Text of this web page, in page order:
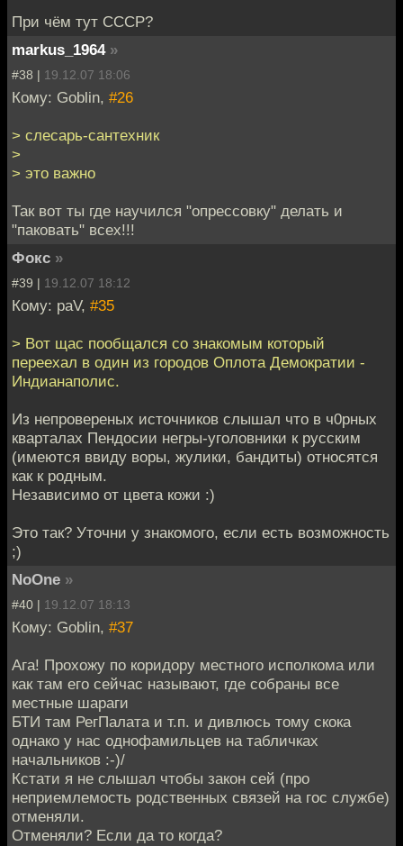
При чём тут СССР?
markus_1964 »
#38 | 19.12.07 18:06
Кому: Goblin, #26
> слесарь-сантехник
>
> это важно
Так вот ты где научился "опрессовку" делать и
"паковать" всех!!!
Фокс »
#39 | 19.12.07 18:12
Кому: paV, #35
> Вот щас пообщался со знакомым который
переехал в один из городов Оплота Демократии -
Индианаполис.
Из непровереных источников слышал что в ч0рных
кварталах Пендосии негры-уголовники к русским
(имеются ввиду воры, жулики, бандиты) относятся
как к родным.
Независимо от цвета кожи :)
Это так? Уточни у знакомого, если есть возможность
;)
NoOne »
#40 | 19.12.07 18:13
Кому: Goblin, #37
Ага! Прохожу по коридору местного исполкома или
как там его сейчас называют, где собраны все
местные шараги
БТИ там РегПалата и т.п. и дивлюсь тому скока
однако у нас однофамильцев на табличках
начальников :-)/
Кстати я не слышал чтобы закон сей (про
неприемлемость родственных связей на гос службе)
отменяли.
Отменяли? Если да то когда?